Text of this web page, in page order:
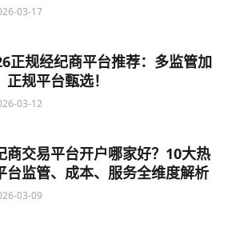
03-17
正规经纪商平台推荐：多监管加
正规平台甄选！
03-12
商交易平台开户哪家好？10大热
台监管、成本、服务全维度解析
03-09